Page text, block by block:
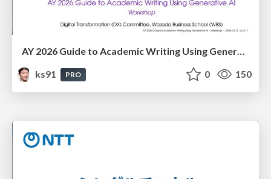
AY 2026 Guide to Academic Writing Using Generative AI - Workshop
ks91
PRO 0 150